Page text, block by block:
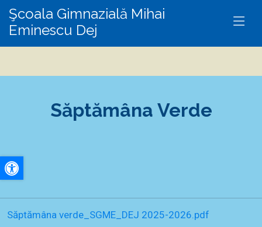
Şcoala Gimnazială Mihai
Eminescu Dej
A+
A-
Săptămâna Verde
Săptămâna verde_SGME_DEJ 2025-2026.pdf